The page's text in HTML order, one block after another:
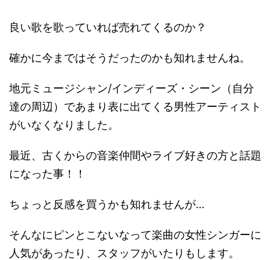
良い歌を歌っていれば売れてくるのか？
確かに今まではそうだったのかも知れませんね。
地元ミュージシャン/インディーズ・シーン（自分
達の周辺）であまり表に出てくる男性アーティスト
がいなくなりました。
最近、古くからの音楽仲間やライブ好きの方と話題
になった事！！
ちょっと反感を買うかも知れませんが…
そんなにピンとこないなって楽曲の女性シンガーに
人気があったり、スタッフがいたりもします。